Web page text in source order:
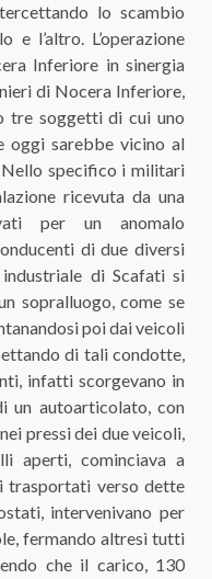
lo scambio
l’altro. L’operazione
Inferiore in sinergia
di Nocera Inferiore,
tre soggetti di cui uno
oggi sarebbe vicino al
Nello specifico i militari
ricevuta da una
per un anomalo
di due diversi
di Scafati si
sopralluogo, come se
poi dai veicoli
di tali condotte,
infatti scorgevano in
un autoarticolato, con
pressi dei due veicoli,
aperti, cominciava a
trasportati verso dette
intervenivano per
fermando altresì tutti
che il carico, 130